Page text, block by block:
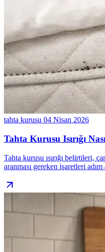
tahta kurusu 04 Nisan 2026
Tahta Kurusu Isırığı
Tahta kurusu ısırığı belirtileri,
aranması gereken işaretleri